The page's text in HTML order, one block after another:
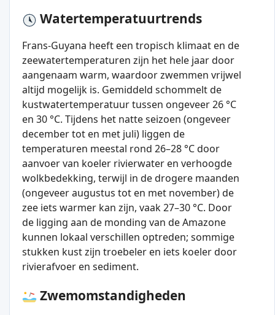
Watertemperatuurtrends
Frans-Guyana heeft een tropisch klimaat en de
zeewatertemperaturen zijn het hele jaar door
aangenaam warm, waardoor zwemmen vrijwel
altijd mogelijk is. Gemiddeld schommelt de
kustwatertemperatuur tussen ongeveer 26 °C
en 30 °C. Tijdens het natte seizoen (ongeveer
december tot en met juli) liggen de
temperaturen meestal rond 26–28 °C door
aanvoer van koeler rivierwater en verhoogde
wolkbedekking, terwijl in de drogere maanden
(ongeveer augustus tot en met november) de
zee iets warmer kan zijn, vaak 27–30 °C. Door
de ligging aan de monding van de Amazone
kunnen lokaal verschillen optreden; sommige
stukken kust zijn troebeler en iets koeler door
rivierafvoer en sediment.
Zwemomstandigheden